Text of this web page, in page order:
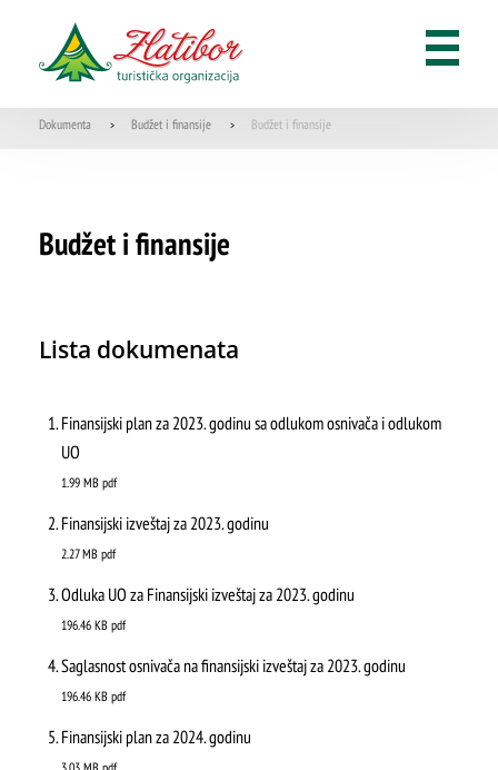
GDE JESTI
Kafići
KORISNE INFORMACIJE
O nama
Korisni telefoni
Pet friendly objekti na Zlatiboru
Parking na Zlatiboru
Online publikacije
Dokumenta > Budžet i finansije > Budžet i finansije
Budžet i finansije
Lista dokumenata
Finansijski plan za 2023. godinu sa odlukom osnivača i odlukom
UO
1.99 MB pdf
Finansijski izveštaj za 2023. godinu
2.27 MB pdf
Odluka UO za Finansijski izveštaj za 2023. godinu
196.46 KB pdf
Saglasnost osnivača na finansijski izveštaj za 2023. godinu
196.46 KB pdf
Finansijski plan za 2024. godinu